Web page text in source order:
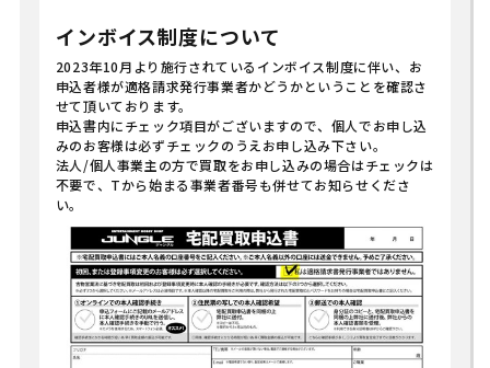
インボイス制度について
2023年10月より施行されているインボイス制度に伴い、お
申込者様が適格請求発行事業者かどうかということを確認さ
せて頂いております。
申込書内にチェック項目がございますので、個人でお申し込
みのお客様は必ずチェックのうえお申し込み下さい。
法人/個人事業主の方で買取をお申し込みの場合はチェックは
不要で、Tから始まる事業者番号も併せてお知らせくださ
い。